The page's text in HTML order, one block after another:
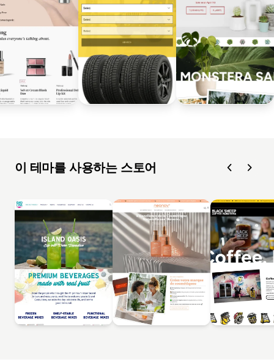
이 테마를 사용하는 스토어